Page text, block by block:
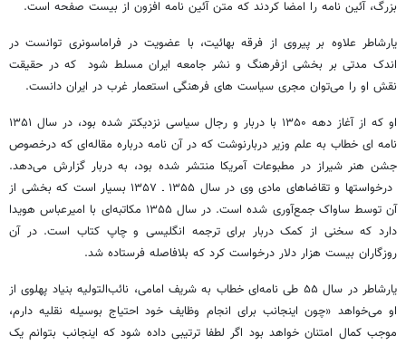
بزرگ، آئین نامه را امضا کردند که متن آئین نامه افزون از بیست صفحه است.
یارشاطر علاوه بر پیروی از فرقه بهائیت، با عضویت در فراماسونری توانست در
اندک مدتی بر بخشی ازفرهنگ و نشر جامعه ایران مسلط شود که در حقیقت
نقش او را می‌توان مجری سیاست های فرهنگی استعمار غرب در ایران دانست.
او که از آغاز دهه ۱۳۵۰ با دربار و رجال سیاسی نزدیکتر شده بود، در سال ۱۳۵۱
نامه‌ ای خطاب به علم وزیر دربارنوشت که در آن نامه درباره مقاله‌ای که درخصوص
جشن هنر شیراز در مطبوعات آمریکا منتشر شده بود، به دربار گزارش می‌دهد.
درخواستها و تقاضاهای مادی وی در سال ۱۳۵۵ ـ ۱۳۵۷ بسیار است که بخشی از
آن توسط ساواک جمع‌آوری شده است. در سال ۱۳۵۵ مکاتبه‌ای با امیرعباس هویدا
دارد که سخنی از کمک دربار برای ترجمه انگلیسی و چاپ کتاب است. در آن
روزگاران بیست هزار دلار درخواست کرد که بلافاصله فرستاده شد.
یارشاطر در سال ۵۵ طی نامه‌ای خطاب به شریف امامی، نائب‌التولیه بنیاد پهلوی از
او می‌خواهد «چون اینجانب برای انجام وظایف خود احتیاج بوسیله نقلیه دارم،
موجب کمال امتنان خواهد بود اگر لطفا ترتیبی داده شود که اینجانب بتوانم یک